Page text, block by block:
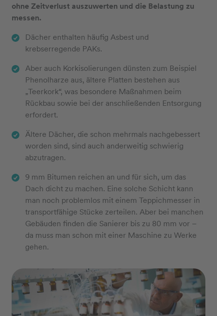
ohne Zeitverlust auszuwerten und die Belastung zu
messen.
Dächer enthalten häufig Asbest und
krebserregende PAKs.
Aber auch Korkisolierungen dünsten zum Beispiel
Phenolharze aus, ältere Platten bestehen aus
„Teerkork“, was besondere Maßnahmen beim
Rückbau sowie bei der anschließenden Entsorgung
erfordert.
Ältere Dächer, die schon mehrmals nachgebessert
worden sind, sind auch anderweitig schwierig
abzutragen.
9 mm Bitumen reichen an und für sich, um das
Dach dicht zu machen. Eine solche Schicht kann
man noch problemlos mit einem Teppichmesser in
transportfähige Stücke zerteilen. Aber bei manchen
Gebäuden finden die Sanierer bis zu 80 mm vor –
da muss man schon mit einer Maschine zu Werke
gehen.